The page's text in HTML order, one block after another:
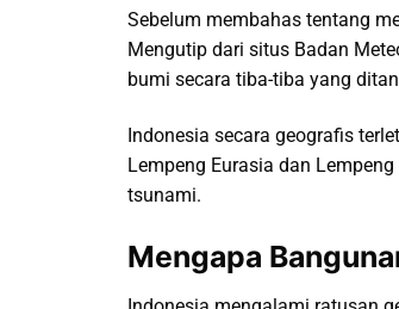
Sebelum membahas tentang
Mengutip dari situs Badan
bumi secara tiba-tiba yang
Indonesia secara geografis
Lempeng Eurasia dan
tsunami.
Mengapa